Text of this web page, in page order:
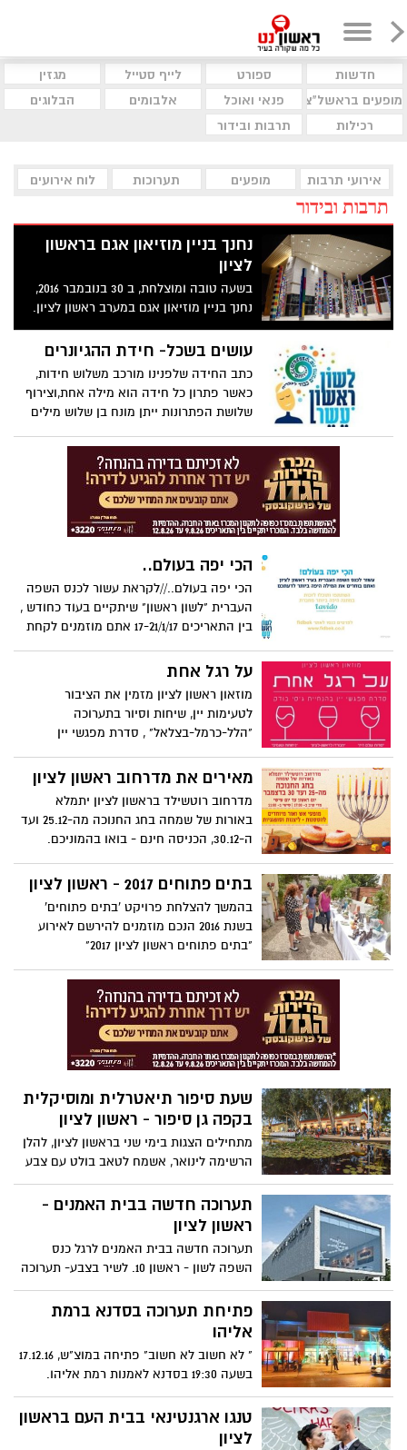
חדשות ספורט לייף סטייל
מגזין
מופעים בראשל"צ
פנאי ואוכל אלבומים
הבלוגים
רכילות
תרבות ובידור
אירועי תרבות מופעים תערוכות לוח אירועים
תרבות ובידור
נחנך בניין מוזיאון אגם בראשון
לציון
בשעה טובה ומוצלחת, ב 30 בנובמבר 2016,
נחנך בניין מוזיאון אגם במערב ראשון לציון.
פתיחת התערוכה הגדולה תהיה בחודש מאי
2017.
עושים בשכל- חידת ההגיונרים
כתב החידה שלפנינו מורכב משלוש חידות,
כאשר פתרון כל חידה הוא מילה אחת,וצירוף
שלושת הפתרונות ייתן מונח בן שלוש מילים
הכי יפה בעולם..
הכי יפה בעולם..//לקראת עשור לכנס השפה
העברית "לשון ראשון" שיתקיים בעוד כחודש ,
בין התאריכים 17-21/1/17 אתם מוזמנים לקחת
העברית.
על רגל אחת
מוזאון ראשון לציון מזמין את הציבור
לטעימות יין, שיחות וסיור בתערוכה
"הלל-כרמל-בצלאל" , סדרת מפגשי יין
מאירים את מדרחוב ראשון לציון
מדרחוב רוטשילד בראשון לציון יתמלא
באורות של שמחה בחג החנוכה מה-25.12 ועד
ה-30.12, הכניסה חינם - בואו בהמוניכם.
בתים פתוחים 2017 - ראשון לציון
בהמשך להצלחת פרויקט 'בתים פתוחים'
בשנת 2016 הנכם מוזמנים להירשם לאירוע
"בתים פתוחים ראשון לציון 2017"
שעת סיפור תיאטרלית ומוסיקלית
בקפה גן סיפור - ראשון לציון
מתחילים הצגות בימי שני בראשון לציון, להלן
הרשימה לינואר, אשמח לטאב בולט עם צבע
נפרד באתר של קפה גן סיפור בראשון לציון.
תערוכה חדשה בבית האמנים -
ראשון לציון
תערוכה חדשה בבית האמנים לרגל כנס
השפה לשון - ראשון 10. לשיר בצבע- תערוכה
קבוצתית של שירי ילדים - פתיחה: 17\01\07
מוצ"ש בשעה 19:30.
פתיחת תערוכה בסדנא ברמת
אליהו
" לא חשוב לא חשוב" פתיחה במוצ"ש, 17.12.16
בשעה 19:30 בסדנא לאמנות רמת אליהו.
מציגים :עלמא גרשוני ואורי גרשוני .בחלון
אמנית: מיצב של עדנה אוחנה. אוצרת : אורית
חסון ולדר
טנגו ארגנטינאי בבית העם בראשון
לציון